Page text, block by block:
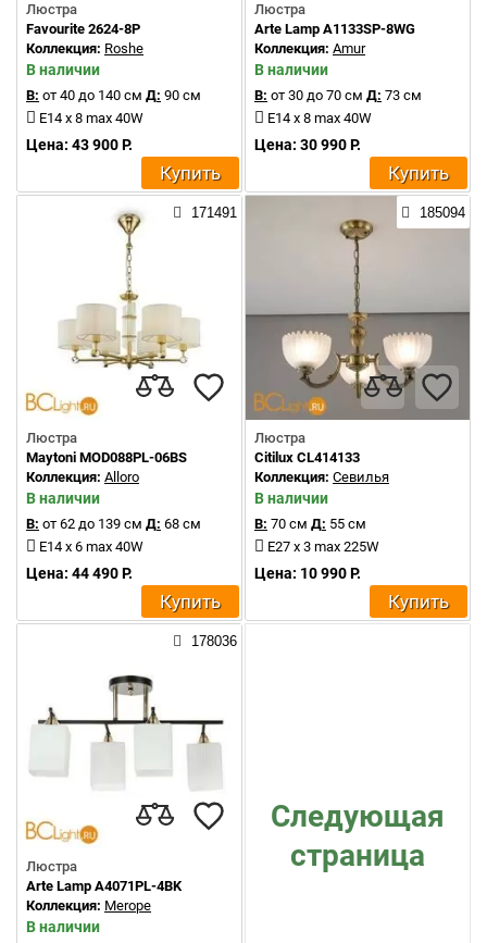
Люстра
Favourite 2624-8P
Коллекция: Roshe
В наличии
В: от 40 до 140 см Д: 90 см
E14 x 8 max 40W
Цена: 43 900 Р.
Купить
Люстра
Arte Lamp A1133SP-8WG
Коллекция: Amur
В наличии
В: от 30 до 70 см Д: 73 см
E14 x 8 max 40W
Цена: 30 990 Р.
Купить
171491
Люстра
Maytoni MOD088PL-06BS
Коллекция: Alloro
В наличии
В: от 62 до 139 см Д: 68 см
E14 x 6 max 40W
Цена: 44 490 Р.
Купить
185094
Люстра
Citilux CL414133
Коллекция: Севилья
В наличии
В: 70 см Д: 55 см
E27 x 3 max 225W
Цена: 10 990 Р.
Купить
178036
Люстра
Arte Lamp A4071PL-4BK
Коллекция: Merope
В наличии
Следующая
страница